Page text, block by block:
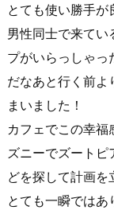
とても使い勝手が
男性同士で来てい
プがいらっしゃっ
だなあと行く前よ
まいました！
カフェでこの幸福
ズニーでズート
どを探して計画を
とても一瞬では